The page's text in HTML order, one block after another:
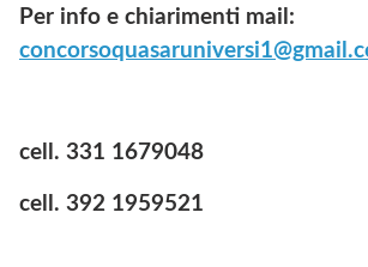
Per info e chiarimenti mail:
cell. 331 1679048
cell. 392 1959521